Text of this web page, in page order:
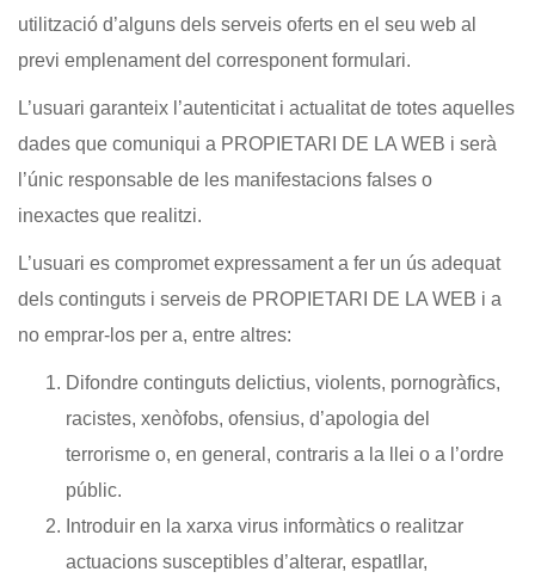
utilització d’alguns dels serveis oferts en el seu web al
previ emplenament del corresponent formulari.
L’usuari garanteix l’autenticitat i actualitat de totes aquelles
dades que comuniqui a PROPIETARI DE LA WEB i serà
l’únic responsable de les manifestacions falses o
inexactes que realitzi.
L’usuari es compromet expressament a fer un ús adequat
dels continguts i serveis de PROPIETARI DE LA WEB i a
no emprar-los per a, entre altres:
Difondre continguts delictius, violents, pornogràfics,
racistes, xenòfobs, ofensius, d’apologia del
terrorisme o, en general, contraris a la llei o a l’ordre
públic.
Introduir en la xarxa virus informàtics o realitzar
actuacions susceptibles d’alterar, espatllar,